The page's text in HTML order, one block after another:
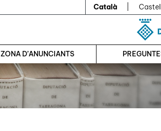
Català
ZONA D’ANUNCIANTS